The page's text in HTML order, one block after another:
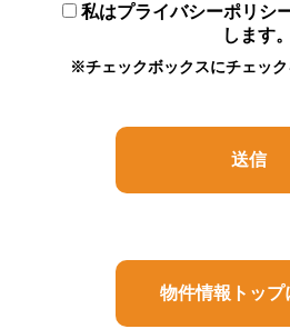
号・メールアドレス・勤務先
に関する情報で、これらのう
ることができるものをいいま
3.利用目的
（1） お客様よりお預かりし
（ハ）弊社のサービス内容を
（ニ）サービス内容を向上さ
私はプライバシーポリシ
します。
※チェックボックスにチェック
物件情報トップ